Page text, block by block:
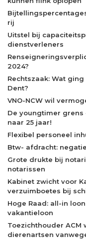
rij
Uitstel bij
dienstverleners
2024?
Rechtszaak: Wat
Dent?
VNO-NCW wil
De youngtimer grens
naar 25 jaar!
Flexibel personeel
Btw- afdracht:
Grote drukte bij
notarissen
Kabinet zwicht voor
verzuimboetes bij
Hoge Raad: all-in
vakantieloon
Toezichthouder
dierenartsen